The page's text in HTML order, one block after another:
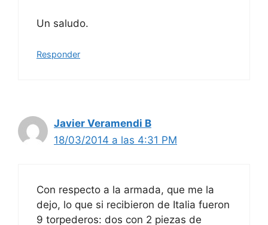
Un saludo.
Responder
Javier Veramendi B
18/03/2014 a las 4:31 PM
Con respecto a la armada, que me la
dejo, lo que si recibieron de Italia fueron
9 torpederos: dos con 2 piezas de